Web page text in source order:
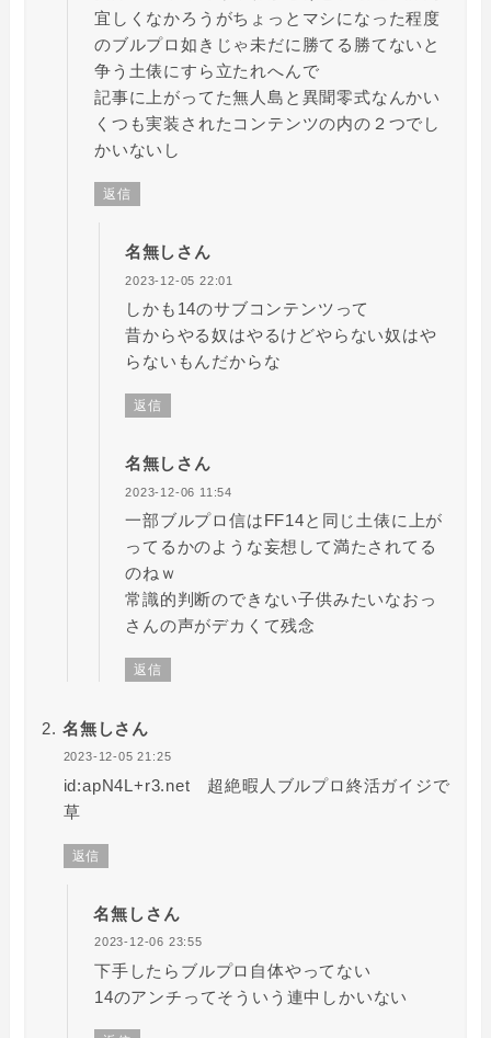
宜しくなかろうがちょっとマシになった程度
のブルプロ如きじゃ未だに勝てる勝てないと
争う土俵にすら立たれへんで
記事に上がってた無人島と異聞零式なんかい
くつも実装されたコンテンツの内の２つでし
かいないし
返信
名無しさん
2023-12-05 22:01
しかも14のサブコンテンツって
昔からやる奴はやるけどやらない奴はや
らないもんだからな
返信
名無しさん
2023-12-06 11:54
一部ブルプロ信はFF14と同じ土俵に上が
ってるかのような妄想して満たされてる
のねｗ
常識的判断のできない子供みたいなおっ
さんの声がデカくて残念
返信
名無しさん
2023-12-05 21:25
id:apN4L+r3.net 超絶暇人ブルプロ終活ガイジで
草
返信
名無しさん
2023-12-06 23:55
下手したらブルプロ自体やってない
14のアンチってそういう連中しかいない